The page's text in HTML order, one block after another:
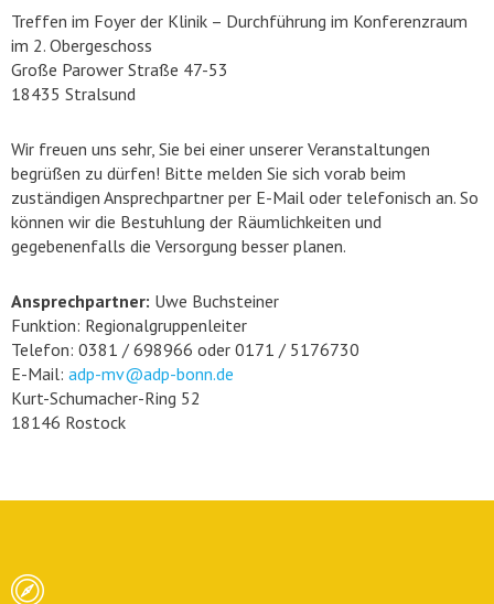
Treffen im Foyer der Klinik – Durchführung im Konferenzraum
im 2. Obergeschoss
Große Parower Straße 47-53
18435 Stralsund
Wir freuen uns sehr, Sie bei einer unserer Veranstaltungen
begrüßen zu dürfen! Bitte melden Sie sich vorab beim
zuständigen Ansprechpartner per E-Mail oder telefonisch an. So
können wir die Bestuhlung der Räumlichkeiten und
gegebenenfalls die Versorgung besser planen.
Ansprechpartner: Uwe Buchsteiner
Funktion: Regionalgruppenleiter
Telefon: 0381 / 698966 oder 0171 / 5176730
E-Mail: adp-mv@adp-bonn.de
Kurt-Schumacher-Ring 52
18146 Rostock